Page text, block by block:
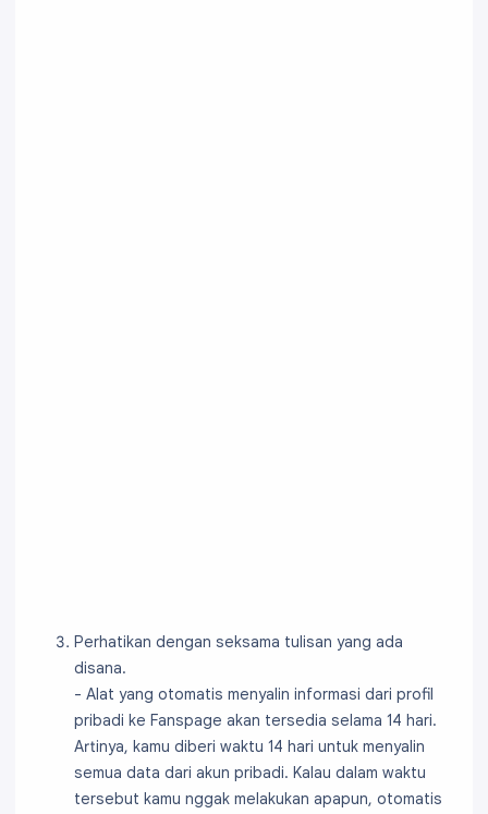
Perhatikan dengan seksama tulisan yang ada
disana.
- Alat yang otomatis menyalin informasi dari profil
pribadi ke Fanspage akan tersedia selama 14 hari.
Artinya, kamu diberi waktu 14 hari untuk menyalin
semua data dari akun pribadi. Kalau dalam waktu
tersebut kamu nggak melakukan apapun, otomatis